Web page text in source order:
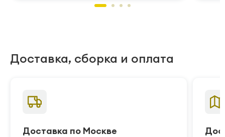
Доставка, сборка и оплата
Доставка по Москве